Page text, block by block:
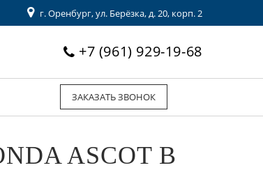
г. Оренбург, ул. Берёзка, д. 20, корп. 2
+7 (961) 929-19-68
ЗАКАЗАТЬ ЗВОНОК
ASCOT В